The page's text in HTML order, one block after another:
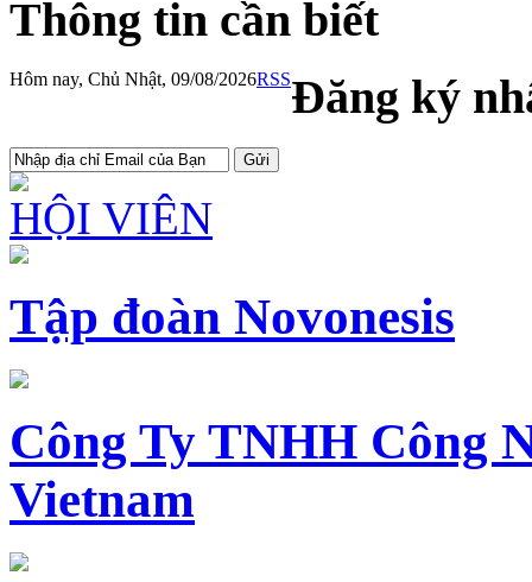
Thông tin cần biết
Hôm nay, Chủ Nhật, 09/08/2026RSSĐăng ký
HỘI VIÊN
Tập đoàn Novonesis
Công Ty TNHH Công
Vietnam